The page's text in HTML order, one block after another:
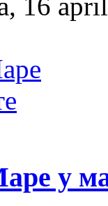
16
у